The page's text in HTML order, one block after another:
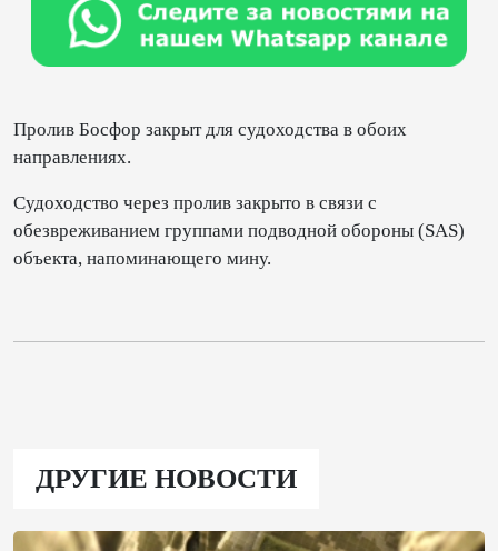
Пролив Босфор закрыт для судоходства в обоих
направлениях.
Судоходство через пролив закрыто в связи с
обезвреживанием группами подводной обороны (SAS)
объекта, напоминающего мину.
ДРУГИЕ НОВОСТИ